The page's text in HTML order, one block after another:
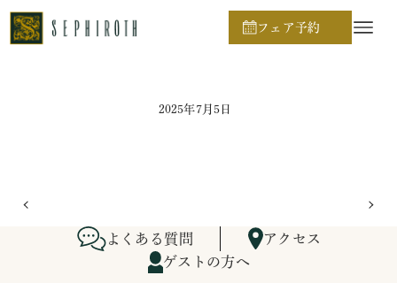
フェア予約
ホーム
2025年7月5日
よくある質問
アクセス
ゲストの方へ